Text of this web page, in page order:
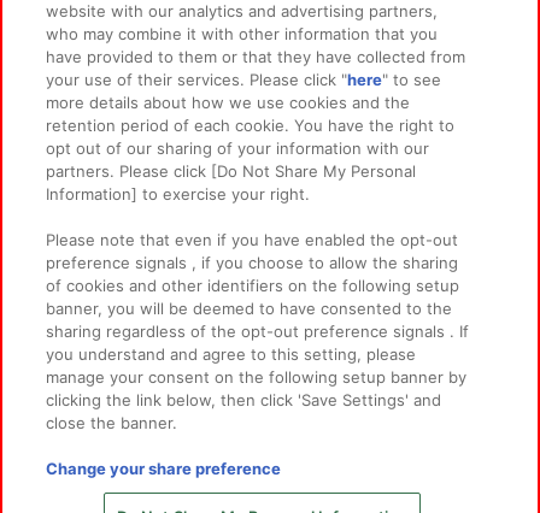
イベント・キャンペーン
関連会社 サステナビリティ サイトポリシー
プライバシーポリシー ウェブアクセシビリティ方針と検証結果
カスタマーハラスメント対応方針 よくあるご質問・お問い合わせ
©Bandai Namco Amusement Inc.
©Bandai Namco Amusement Lab Inc.
website with our analytics and advertising partners,
who may combine it with other information that you
have provided to them or that they have collected from
your use of their services. Please click "here" to see
more details about how we use cookies and the
retention period of each cookie. You have the right to
opt out of our sharing of your information with our
partners. Please click [Do Not Share My Personal
Information] to exercise your right.
Please note that even if you have enabled the opt-out
preference signals , if you choose to allow the sharing
of cookies and other identifiers on the following setup
banner, you will be deemed to have consented to the
sharing regardless of the opt-out preference signals . If
you understand and agree to this setting, please
manage your consent on the following setup banner by
clicking the link below, then click 'Save Settings' and
close the banner.
Change your share preference